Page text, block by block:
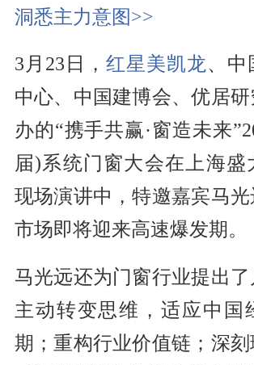
洞悉主力意图>>
3月23日， 红星美凯龙、中
中心、中国建博会、优居
办的“携手共赢·窗造未来
届)系统门窗大会在上海盛
现场演讲中，特邀嘉宾马
市场即将迎来高速爆发期。
马光远还为门窗行业提出了
主动转变思维，适应中国
期；重构行业价值链；深刻